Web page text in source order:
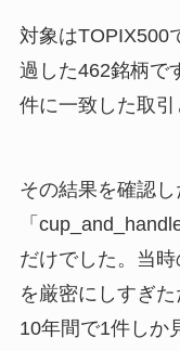
対象はTOPIX500
過した462銘柄で
件に一致した取引
その結果を確認
「
だけでした。当
を厳密にしすぎ
10年間で1件しか